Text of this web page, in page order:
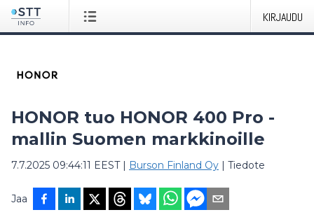
KIRJAUDU
HONOR tuo HONOR 400 Pro -
mallin Suomen markkinoille
7.7.2025 09:44:11 EEST| Burson Finland Oy | Tiedote
Jaa